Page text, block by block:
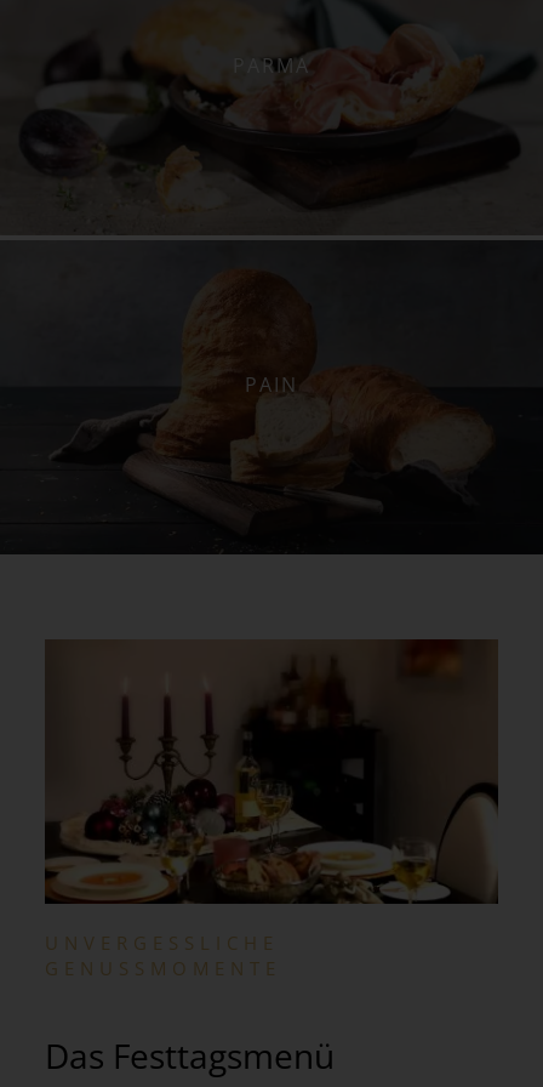
PARMA
PAIN
UNVERGESSLICHE
GENUSSMOMENTE
Das Festtagsmenü